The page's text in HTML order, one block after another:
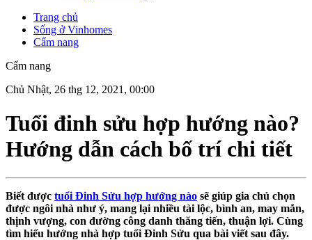
Trang chủ
Sống ở Vinhomes
Cẩm nang
Cẩm nang
Chủ Nhật, 26 thg 12, 2021, 00:00
Tuổi đinh sửu hợp hướng nào?
Hướng dẫn cách bố trí chi tiết
Biết được tuổi Đinh Sửu hợp hướng nào sẽ giúp gia chủ chọn
được ngôi nhà như ý, mang lại nhiều tài lộc, bình an, may mắn,
thịnh vượng, con đường công danh thăng tiến, thuận lợi. Cùng
tìm hiểu hướng nhà hợp tuổi Đinh Sửu qua bài viết sau đây.